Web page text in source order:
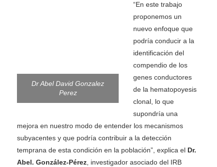
Dr Abel David Gonzalez
Perez
“En este trabajo
proponemos un
nuevo enfoque que
podría conducir a la
identificación del
compendio de los
genes conductores
de la hematopoyesis
clonal, lo que
supondría una
mejora en nuestro modo de entender los mecanismos
subyacentes y que podría contribuir a la detección
temprana de esta condición en la población”, explica el Dr.
Abel. González-Pérez, investigador asociado del IRB